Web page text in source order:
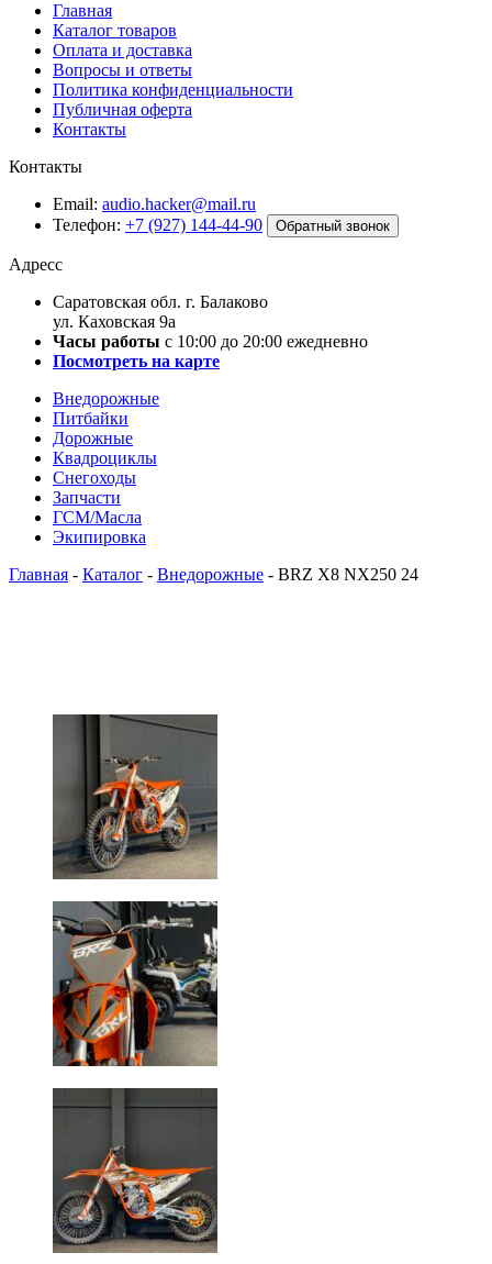
Главная
Каталог товаров
Оплата и доставка
Вопросы и ответы
Политика конфиденциальности
Публичная оферта
Контакты
Контакты
Email: audio.hacker@mail.ru
Телефон: +7 (927) 144-44-90 Обратный звонок
Адресс
Саратовская обл. г. Балаково
ул. Каховская 9а
Часы работы с 10:00 до 20:00 ежедневно
Посмотреть на карте
Внедорожные
Питбайки
Дорожные
Квадроциклы
Снегоходы
Запчасти
ГСМ/Масла
Экипировка
Главная - Каталог - Внедорожные - BRZ X8 NX250 24